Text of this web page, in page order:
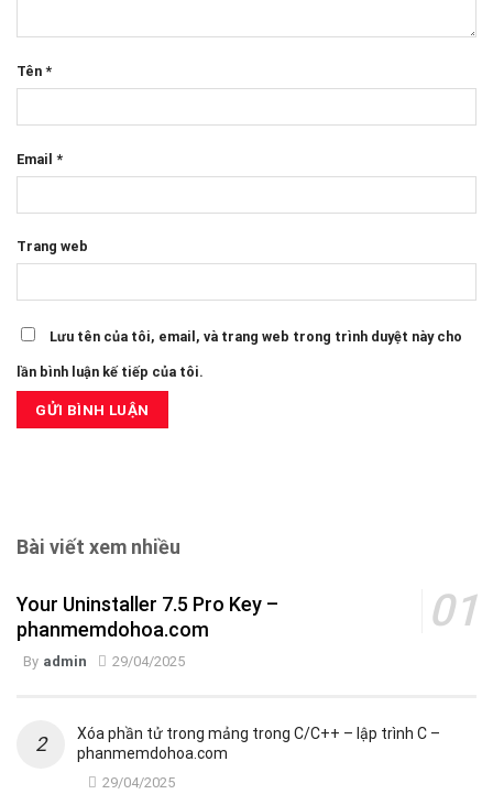
Tên *
Email *
Trang web
Lưu tên của tôi, email, và trang web trong trình duyệt này cho
lần bình luận kế tiếp của tôi.
Bài viết xem nhiều
Your Uninstaller 7.5 Pro Key –
phanmemdohoa.com
By admin 29/04/2025
Xóa phần tử trong mảng trong C/C++ – lập trình C –
phanmemdohoa.com
29/04/2025